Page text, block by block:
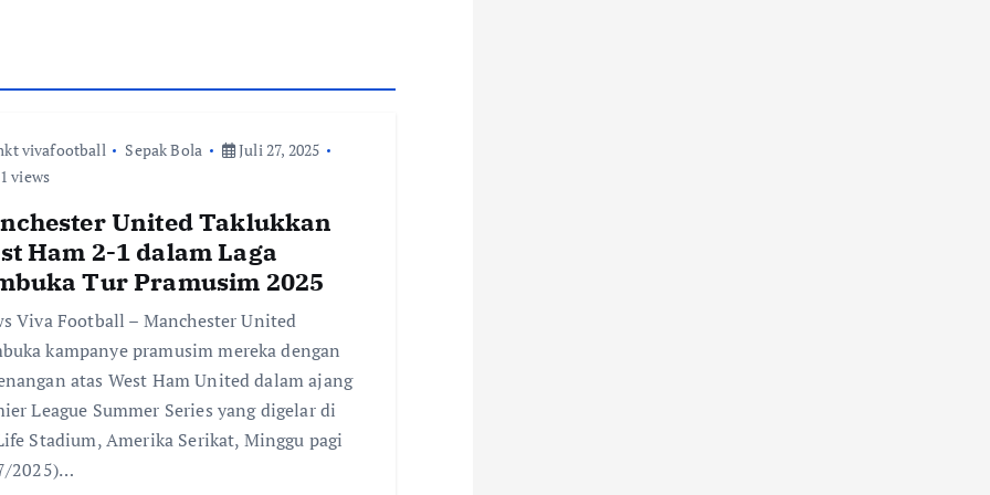
vivafootball Sepak Bola
Juli 27, 2025
views
United Taklukkan
Ham 2-1 dalam Laga
Tur Pramusim 2025
Viva Football – Manchester United
kampanye pramusim mereka dengan
atas West Ham United dalam ajang
League Summer Series yang digelar di
Stadium, Amerika Serikat, Minggu pagi
2025)…